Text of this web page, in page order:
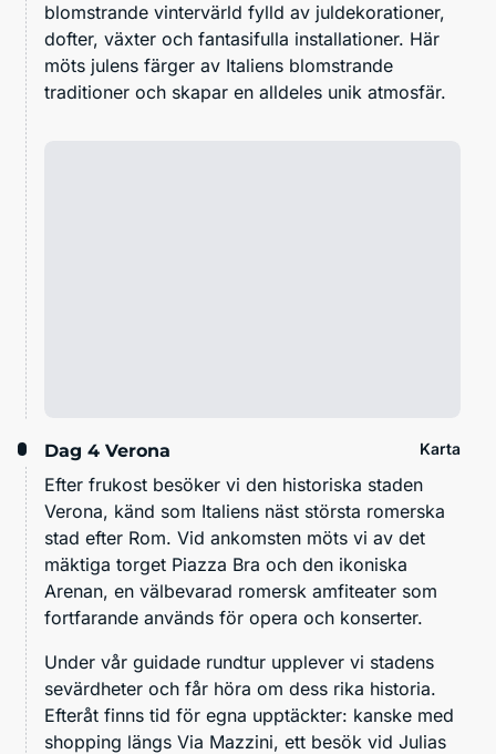
blomstrande vintervärld fylld av juldekorationer,
dofter, växter och fantasifulla installationer. Här
möts julens färger av Italiens blomstrande
traditioner och skapar en alldeles unik atmosfär.
Dag 4 Verona Karta
Efter frukost besöker vi den historiska staden
Verona, känd som Italiens näst största romerska
stad efter Rom. Vid ankomsten möts vi av det
mäktiga torget Piazza Bra och den ikoniska
Arenan, en välbevarad romersk amfiteater som
fortfarande används för opera och konserter.
Under vår guidade rundtur upplever vi stadens
sevärdheter och får höra om dess rika historia.
Efteråt finns tid för egna upptäckter: kanske med
shopping längs Via Mazzini, ett besök vid Julias